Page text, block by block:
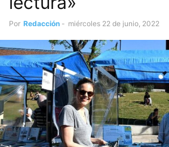
Por Redacción - miércoles 22 de junio, 2022